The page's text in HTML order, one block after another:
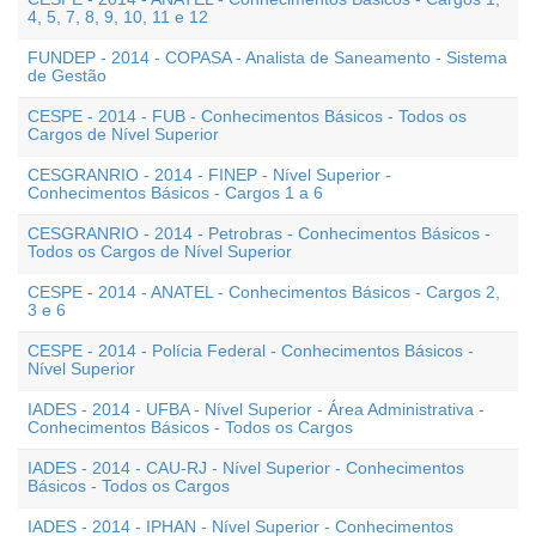
4, 5, 7, 8, 9, 10, 11 e 12
FUNDEP - 2014 - COPASA - Analista de Saneamento - Sistema
de Gestão
CESPE - 2014 - FUB - Conhecimentos Básicos - Todos os
Cargos de Nível Superior
CESGRANRIO - 2014 - FINEP - Nível Superior -
Conhecimentos Básicos - Cargos 1 a 6
CESGRANRIO - 2014 - Petrobras - Conhecimentos Básicos -
Todos os Cargos de Nível Superior
CESPE - 2014 - ANATEL - Conhecimentos Básicos - Cargos 2,
3 e 6
CESPE - 2014 - Polícia Federal - Conhecimentos Básicos -
Nível Superior
IADES - 2014 - UFBA - Nível Superior - Área Administrativa -
Conhecimentos Básicos - Todos os Cargos
IADES - 2014 - CAU-RJ - Nível Superior - Conhecimentos
Básicos - Todos os Cargos
IADES - 2014 - IPHAN - Nível Superior - Conhecimentos